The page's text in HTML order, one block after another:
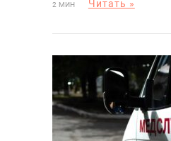
2 МИН Читать »